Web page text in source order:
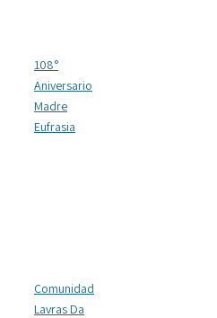
108°
Aniversario
Madre
Eufrasia
Comunidad
Lavras Da